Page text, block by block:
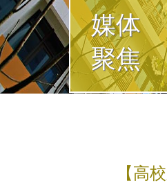
媒体
聚焦
【高